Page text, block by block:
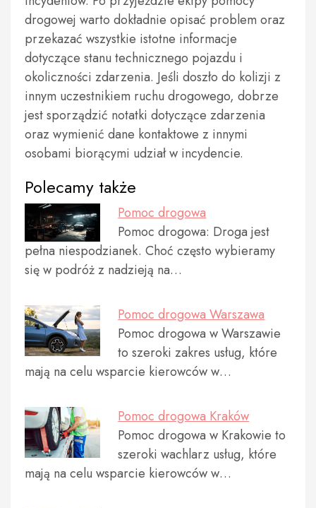
drogowej warto dokładnie opisać problem oraz
przekazać wszystkie istotne informacje
dotyczące stanu technicznego pojazdu i
okoliczności zdarzenia. Jeśli doszło do kolizji z
innym uczestnikiem ruchu drogowego, dobrze
jest sporządzić notatki dotyczące zdarzenia
oraz wymienić dane kontaktowe z innymi
osobami biorącymi udział w incydencie.
Polecamy także
Pomoc drogowa
Pomoc drogowa: Droga jest
pełna niespodzianek. Choć często wybieramy
się w podróż z nadzieją na…
Pomoc drogowa Warszawa
Pomoc drogowa w Warszawie
to szeroki zakres usług, które
mają na celu wsparcie kierowców w…
Pomoc drogowa Kraków
Pomoc drogowa w Krakowie to
szeroki wachlarz usług, które
mają na celu wsparcie kierowców w…